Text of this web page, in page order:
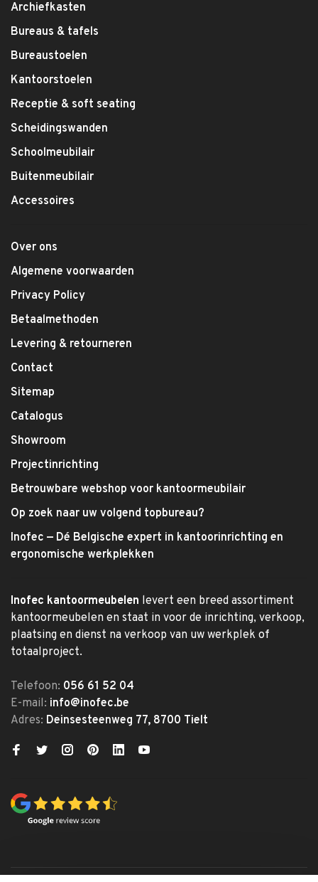
Archiefkasten
Bureaus & tafels
Bureaustoelen
Kantoorstoelen
Receptie & soft seating
Scheidingswanden
Schoolmeubilair
Buitenmeubilair
Accessoires
Over ons
Algemene voorwaarden
Privacy Policy
Betaalmethoden
Levering & retourneren
Contact
Sitemap
Catalogus
Showroom
Projectinrichting
Betrouwbare webshop voor kantoormeubilair
Op zoek naar uw volgend topbureau?
Inofec — Dé Belgische expert in kantoorinrichting en
ergonomische werkplekken
Inofec kantoormeubelen levert een breed assortiment
kantoormeubelen en staat in voor de inrichting, verkoop,
plaatsing en dienst na verkoop van uw werkplek of
totaalproject.
Telefoon: 056 61 52 04
E-mail: info@inofec.be
Adres: Deinsesteenweg 77, 8700 Tielt